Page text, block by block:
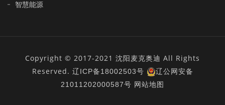
智慧能源
Copyright © 2017-2021 沈阳麦克奥迪 All Rights
Reserved. 辽ICP备18002503号
辽公网安备
21011202000587号 网站地图